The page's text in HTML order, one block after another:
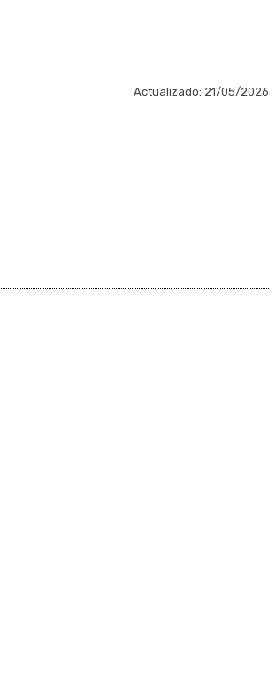
Actualizado: 21/05/2026